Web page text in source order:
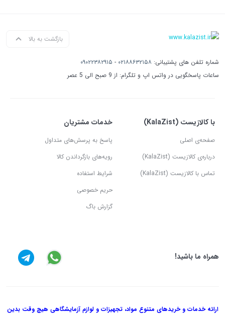
بازگشت به بالا
شماره تلفن های پشتیبانی: ۰۲۱۸۸۶۳۲۱۵۸ - ۰۹۰۲۲۳۸۲۹۱۵
ساعات پاسخگویی در واتس اپ و تلگرام: از 9 صبح الی 5 عصر
با کالازیست (KalaZist)
صفحه‌ی اصلی
درباره‌ی کالازیست (KalaZist)
تماس با کالازیست (KalaZist)
خدمات مشتریان
پاسخ به پرسش‌های متداول
رویه‌های بازگرداندن کالا
شرایط استفاده
حریم خصوصی
گزارش باگ
همراه ما باشید!
ارائه خدمات و خریدهای متنوع مواد، تجهیزات و لوازم آزمایشگاهی هیچ وقت بدین